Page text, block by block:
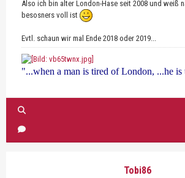
Also ich bin alter London-Hase seit 2008 und weiß
besosners voll ist
Evtl. schaun wir mal Ende 2018 oder 2019...
"...when a man is tired of London, ...he
Tobi86